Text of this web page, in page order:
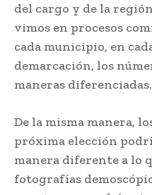
del cargo y de la
vimos en procesos
cada municipio, en
demarcación, los
maneras diferenciadas.
De la misma manera,
próxima elección
manera diferente a lo
fotografías